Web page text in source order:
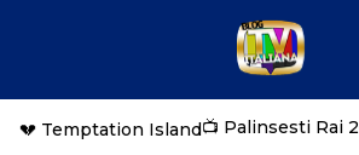
💔 Temptation Island📺 Palinsesti Rai